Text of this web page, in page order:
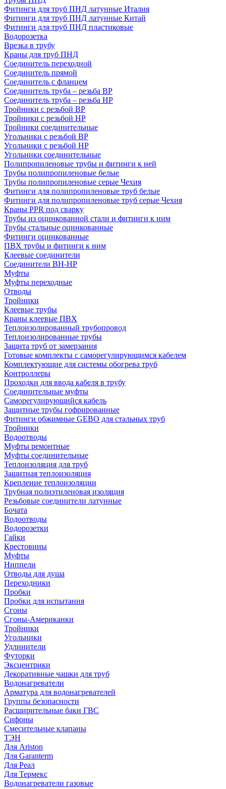
Фитинги для труб ПНД латунные Италия
Фитинги для труб ПНД латунные Китай
Фитинги для труб ПНД пластиковые
Водорозетка
Врезка в трубу
Краны для труб ПНД
Соединитель переходной
Соединитель прямой
Соединитель с фланцем
Соединитель труба – резьба ВР
Соединитель труба – резьба НР
Тройники с резьбой ВР
Тройники с резьбой НР
Тройники соединительные
Угольники с резьбой ВР
Угольники с резьбой НР
Угольники соединительные
Полипропиленовые трубы и фитинги к ней
Трубы полипропиленовые белые
Трубы полипропиленовые серые Чехия
Фитинги для полипропиленовые труб белые
Фитинги для полипропиленовые труб серые Чехия
Краны PPR под сварку
Трубы из оцинкованной стали и фитинги к ним
Трубы стальные оцинкованные
Фитинги оцинкованные
ПВХ трубы и фитинги к ним
Клеевые соединители
Соединители ВН-НР
Муфты
Муфты переходные
Отводы
Тройники
Клеевые трубы
Краны клеевые ПВХ
Теплоизолированный трубопровод
Теплоизолированные трубы
Защита труб от замерзания
Готовые комплекты с саморегулирующимся кабелем
Комплектующие для системы обогрева труб
Контроллеры
Проходки для ввода кабеля в трубу
Соединительные муфты
Саморегулирующийся кабель
Защитные трубы гофрированные
Фитинги обжимные GEBO для стальных труб
Тройники
Водоотводы
Муфты ремонтные
Муфты соединительные
Теплоизоляция для труб
Защитная теплоизоляция
Крепление теплоизоляции
Трубная полиэтиленовая изоляция
Резьбовые соединители латунные
Бочата
Водоотводы
Водорозетки
Гайки
Крестовины
Муфты
Ниппели
Отводы для душа
Переходники
Пробки
Пробки для испытания
Сгоны
Сгоны-Американки
Тройники
Угольники
Удлинители
Футорки
Эксцентрики
Декоративные чашки для труб
Водонагреватели
Арматура для водонагревателей
Группы безопасности
Расширительные баки ГВС
Сифоны
Смесительные клапаны
ТЭН
Для Ariston
Для Garanterm
Для Реал
Для Термекс
Водонагреватели газовые